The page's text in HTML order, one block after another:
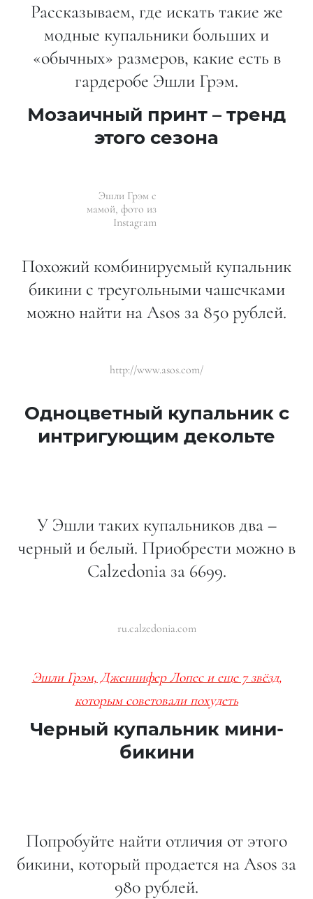
Рассказываем, где искать такие же
модные купальники больших и
«обычных» размеров, какие есть в
гардеробе Эшли Грэм.
Мозаичный принт – тренд
этого сезона
Эшли Грэм с
мамой, фото из
Instagram
Похожий комбинируемый купальник
бикини с треугольными чашечками
можно найти на Asos за 850 рублей.
http://www.asos.com/
Одноцветный купальник с
интригующим декольте
У Эшли таких купальников два –
черный и белый. Приобрести можно в
Calzedonia за 6699.
ru.calzedonia.com
Эшли Грэм, Дженнифер Лопес и еще 7 звёзд,
которым советовали похудеть
Черный купальник мини-
бикини
Попробуйте найти отличия от этого
бикини, который продается на Asos за
980 рублей.